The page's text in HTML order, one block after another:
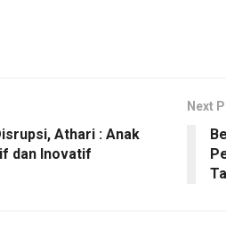
Athari : Anak
dan Inovatif
Next